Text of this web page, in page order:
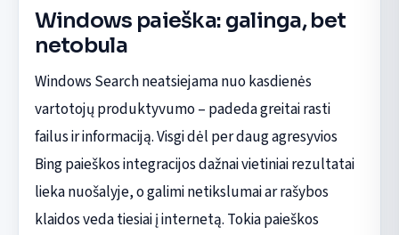
Windows paieška: galinga, bet
netobula
Windows Search neatsiejama nuo kasdienės
vartotojų produktyvumo – padeda greitai rasti
failus ir informaciją. Visgi dėl per daug agresyvios
Bing paieškos integracijos dažnai vietiniai rezultatai
lieka nuošalyje, o galimi netikslumai ar rašybos
klaidos veda tiesiai į internetą. Tokia paieškos